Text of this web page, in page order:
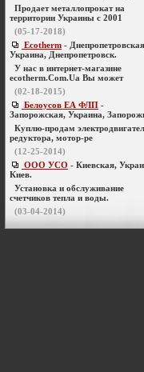
Продает металлопрокат на
территории Украины с 2001
(05-17-2018)
Ecotherm -
Украина, Днепропетровск.
У нас в интернет-магазине
ecotherm.Com.Ua Вы может
(02-18-2015)
Белоусов ЕА ФЛП -
Запорожская, Украина,
Куплю-продам
редуктора, мотор-ре
(12-25-2014)
ООО УСО - Киевская,
Киев.
Установка и обслуживание
счетчиков тепла и воды.
(03-04-2014)